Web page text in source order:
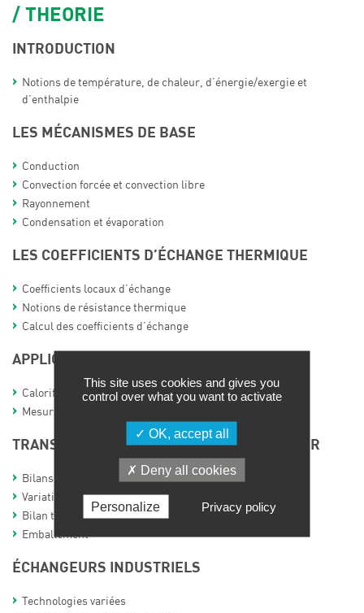
THEORIE
INTRODUCTION
Notions de température, de chaleur, d’énergie/exergie et
d’enthalpie
LES MÉCANISMES DE BASE
Conduction
Convection forcée et convection libre
Rayonnement
Condensation et évaporation
LES COEFFICIENTS D’ÉCHANGE THERMIQUE
Coefficients locaux d’échange
Notions de résistance thermique
Calcul des coefficients d’échange
APPLICATIONS
Calorifugeage et pertes thermiques
Mesure de température et risque d’erreur
TRANSFERT THERMIQUE DANS UN RÉACTEUR
Bilans d’énergie (procédés continus et procédés batch)
Variation maximum adiabatique de température
Bilan thermique d’un réacteur agité
Emballement
ÉCHANGEURS INDUSTRIELS
Technologies variées
This site uses cookies and gives you
control over what you want to activate
OK, accept all
Deny all cookies
Personalize Privacy policy